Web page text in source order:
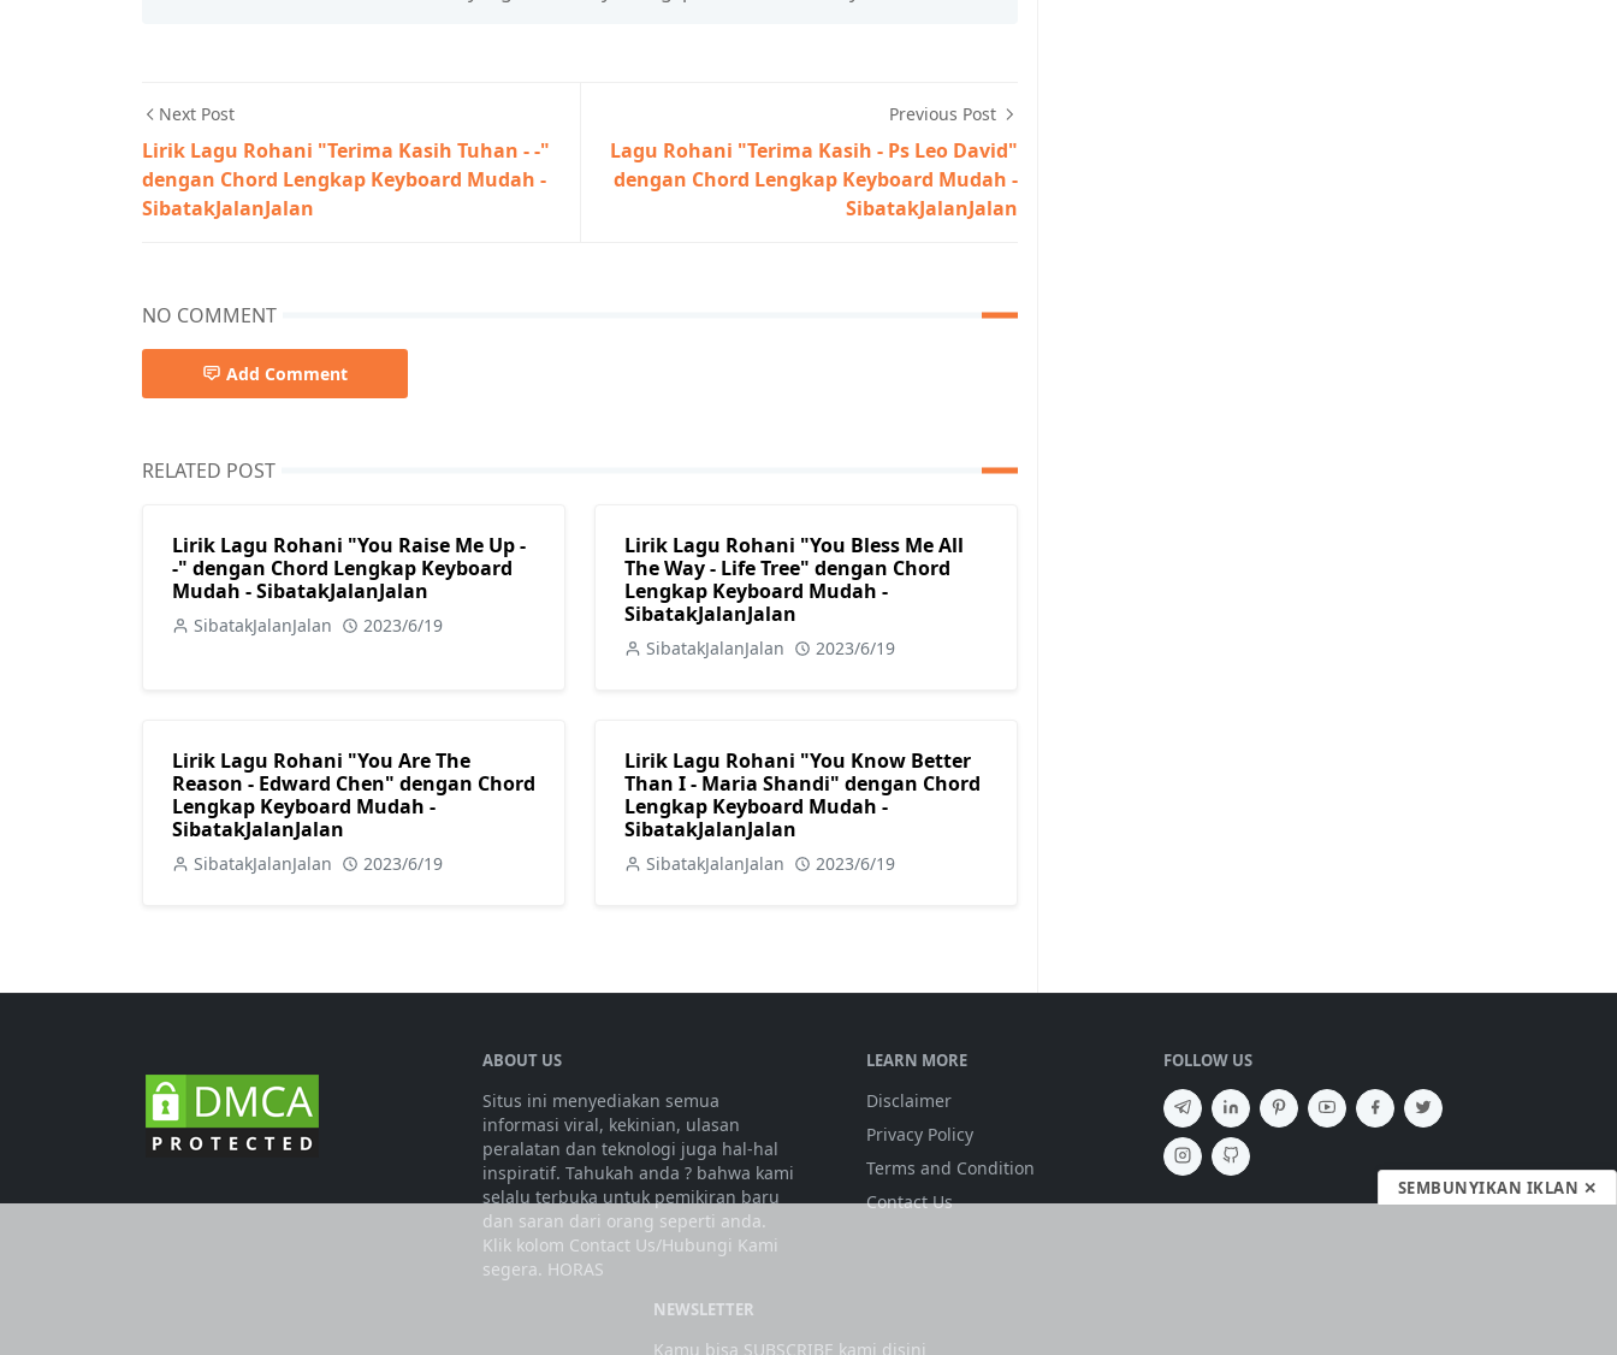
Next Post
Lirik Lagu Rohani "Terima Kasih Tuhan - -"
dengan Chord Lengkap Keyboard Mudah -
SibatakJalanJalan
Previous Post
Lagu Rohani "Terima Kasih - Ps Leo David"
dengan Chord Lengkap Keyboard Mudah -
SibatakJalanJalan
NO COMMENT
Add Comment
RELATED POST
Lirik Lagu Rohani "You Raise Me Up -
-" dengan Chord Lengkap Keyboard
Mudah - SibatakJalanJalan
SibatakJalanJalan 2023/6/19
Lirik Lagu Rohani "You Bless Me All
The Way - Life Tree" dengan Chord
Lengkap Keyboard Mudah -
SibatakJalanJalan
SibatakJalanJalan 2023/6/19
Lirik Lagu Rohani "You Are The
Reason - Edward Chen" dengan Chord
Lengkap Keyboard Mudah -
SibatakJalanJalan
SibatakJalanJalan 2023/6/19
Lirik Lagu Rohani "You Know Better
Than I - Maria Shandi" dengan Chord
Lengkap Keyboard Mudah -
SibatakJalanJalan
SibatakJalanJalan 2023/6/19
ABOUT US
Situs ini menyediakan semua
informasi viral, kekinian, ulasan
peralatan dan teknologi juga hal-hal
inspiratif. Tahukah anda ? bahwa kami
selalu terbuka untuk pemikiran baru
dan saran dari orang seperti anda.
Klik kolom Contact Us/Hubungi Kami
segera. HORAS
LEARN MORE
Disclaimer
Privacy Policy
Terms and Condition
Contact Us
FOLLOW US
NEWSLETTER
Kamu bisa SUBSCRIBE kami disini
SEMBUNYIKAN IKLAN ✕